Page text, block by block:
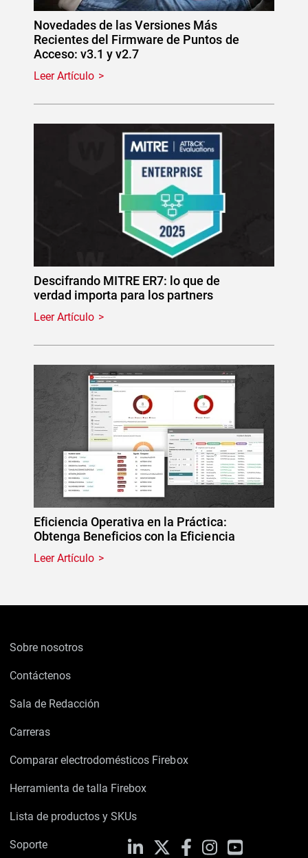
Novedades de las Versiones Más
Recientes del Firmware de Puntos de
Acceso: v3.1 y v2.7
Leer Artículo
Descifrando MITRE ER7: lo que de
verdad importa para los partners
Leer Artículo
Eficiencia Operativa en la Práctica:
Obtenga Beneficios con la Eficiencia
Leer Artículo
Sobre nosotros
Contáctenos
Sala de Redacción
Carreras
Comparar electrodomésticos Firebox
Herramienta de talla Firebox
Lista de productos y SKUs
Soporte LinkedIn FacebookInstagramYouTube